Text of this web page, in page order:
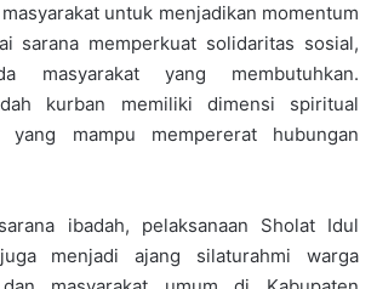
untuk menjadikan momentum
sarana memperkuat solidaritas sosial,
masyarakat yang membutuhkan.
kurban memiliki dimensi spiritual
yang mampu mempererat hubungan
ibadah, pelaksanaan Sholat Idul
menjadi ajang silaturahmi warga